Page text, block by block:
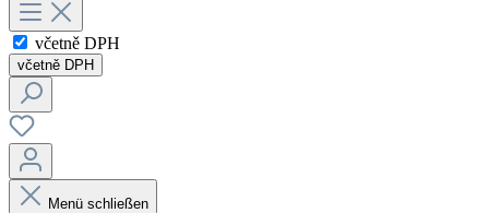
včetně DPH
včetně DPH
Menü schließen